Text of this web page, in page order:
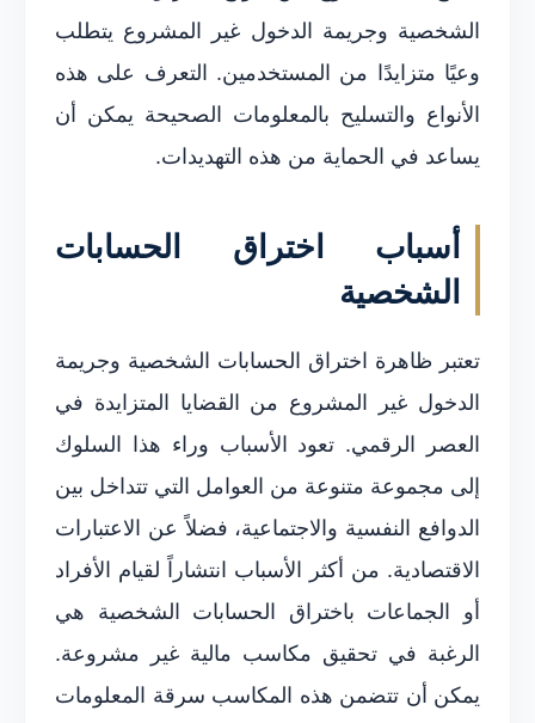
الشخصية وجريمة الدخول غير المشروع يتطلب
وعيًا متزايدًا من المستخدمين. التعرف على هذه
الأنواع والتسليح بالمعلومات الصحيحة يمكن أن
يساعد في الحماية من هذه التهديدات.
أسباب اختراق الحسابات
الشخصية
تعتبر ظاهرة اختراق الحسابات الشخصية وجريمة
الدخول غير المشروع من القضايا المتزايدة في
العصر الرقمي. تعود الأسباب وراء هذا السلوك
إلى مجموعة متنوعة من العوامل التي تتداخل بين
الدوافع النفسية والاجتماعية، فضلاً عن الاعتبارات
الاقتصادية. من أكثر الأسباب انتشاراً لقيام الأفراد
أو الجماعات باختراق الحسابات الشخصية هي
الرغبة في تحقيق مكاسب مالية غير مشروعة.
يمكن أن تتضمن هذه المكاسب سرقة المعلومات